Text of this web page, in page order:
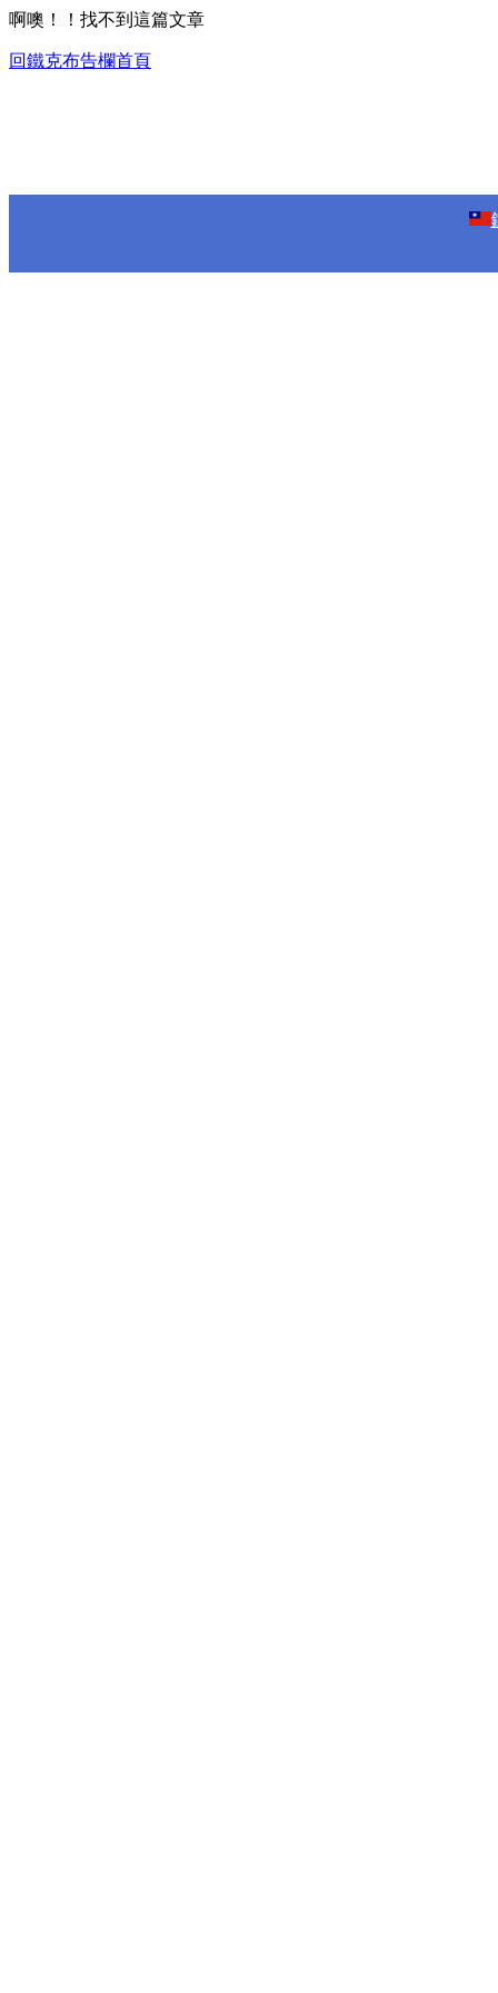
啊噢！！找不到這篇文章
回鐵克布告欄首頁